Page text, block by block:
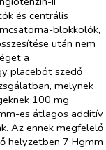
és centrális
blokkolók,
után nem
a
placebót szedő
melynek
100 mg
es átlagos additív
Az ennek megfelelő
helyzetben 7 Hgmm